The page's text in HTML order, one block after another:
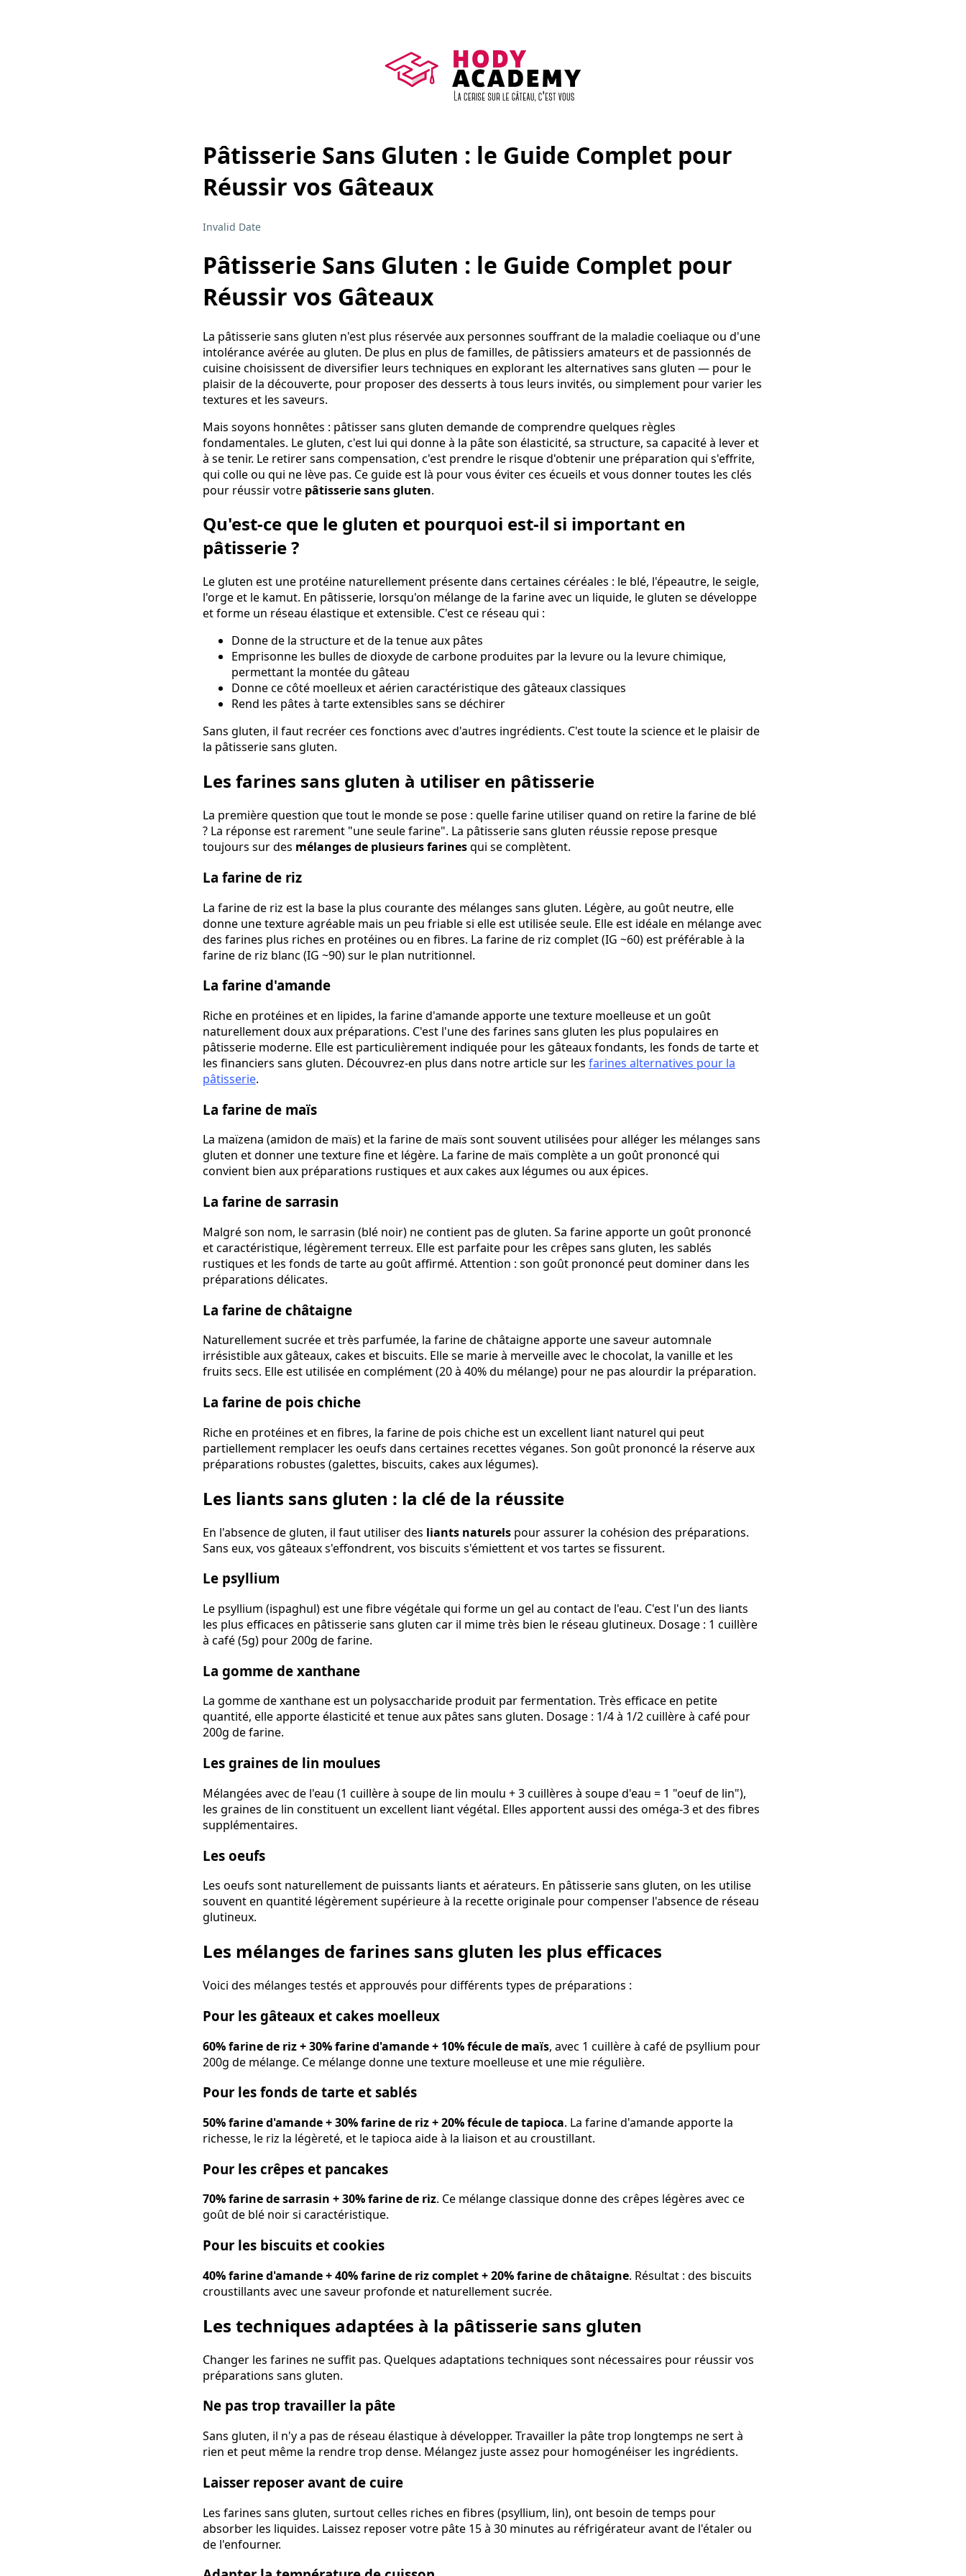
Pâtisserie Sans Gluten : le Guide Complet pour
Réussir vos Gâteaux
Invalid Date
Pâtisserie Sans Gluten : le Guide Complet pour
Réussir vos Gâteaux
La pâtisserie sans gluten n'est plus réservée aux personnes souffrant de la maladie coeliaque ou d'une
intolérance avérée au gluten. De plus en plus de familles, de pâtissiers amateurs et de passionnés de
cuisine choisissent de diversifier leurs techniques en explorant les alternatives sans gluten — pour le
plaisir de la découverte, pour proposer des desserts à tous leurs invités, ou simplement pour varier les
textures et les saveurs.
Mais soyons honnêtes : pâtisser sans gluten demande de comprendre quelques règles
fondamentales. Le gluten, c'est lui qui donne à la pâte son élasticité, sa structure, sa capacité à lever et
à se tenir. Le retirer sans compensation, c'est prendre le risque d'obtenir une préparation qui s'effrite,
qui colle ou qui ne lève pas. Ce guide est là pour vous éviter ces écueils et vous donner toutes les clés
pour réussir votre pâtisserie sans gluten.
Qu'est-ce que le gluten et pourquoi est-il si important en
pâtisserie ?
Le gluten est une protéine naturellement présente dans certaines céréales : le blé, l'épeautre, le seigle,
l'orge et le kamut. En pâtisserie, lorsqu'on mélange de la farine avec un liquide, le gluten se développe
et forme un réseau élastique et extensible. C'est ce réseau qui :
Donne de la structure et de la tenue aux pâtes
Emprisonne les bulles de dioxyde de carbone produites par la levure ou la levure chimique,
permettant la montée du gâteau
Donne ce côté moelleux et aérien caractéristique des gâteaux classiques
Rend les pâtes à tarte extensibles sans se déchirer
Sans gluten, il faut recréer ces fonctions avec d'autres ingrédients. C'est toute la science et le plaisir de
la pâtisserie sans gluten.
Les farines sans gluten à utiliser en pâtisserie
La première question que tout le monde se pose : quelle farine utiliser quand on retire la farine de blé
? La réponse est rarement "une seule farine". La pâtisserie sans gluten réussie repose presque
toujours sur des mélanges de plusieurs farinesqui se complètent.
La farine de riz
La farine de riz est la base la plus courante des mélanges sans gluten. Légère, au goût neutre, elle
donne une texture agréable mais un peu friable si elle est utilisée seule. Elle est idéale en mélange avec
des farines plus riches en protéines ou en fibres. La farine de riz complet (IG ~60) est préférable à la
farine de riz blanc (IG ~90) sur le plan nutritionnel.
La farine d'amande
Riche en protéines et en lipides, la farine d'amande apporte une texture moelleuse et un goût
naturellement doux aux préparations. C'est l'une des farines sans gluten les plus populaires en
pâtisserie moderne. Elle est particulièrement indiquée pour les gâteaux fondants, les fonds de tarte et
les financiers sans gluten. Découvrez-en plus dans notre article sur les farines alternatives pour la
pâtisserie.
La farine de maïs
La maïzena (amidon de maïs) et la farine de maïs sont souvent utilisées pour alléger les mélanges sans
gluten et donner une texture fine et légère. La farine de maïs complète a un goût prononcé qui
convient bien aux préparations rustiques et aux cakes aux légumes ou aux épices.
La farine de sarrasin
Malgré son nom, le sarrasin (blé noir) ne contient pas de gluten. Sa farine apporte un goût prononcé
et caractéristique, légèrement terreux. Elle est parfaite pour les crêpes sans gluten, les sablés
rustiques et les fonds de tarte au goût affirmé. Attention : son goût prononcé peut dominer dans les
préparations délicates.
La farine de châtaigne
Naturellement sucrée et très parfumée, la farine de châtaigne apporte une saveur automnale
irrésistible aux gâteaux, cakes et biscuits. Elle se marie à merveille avec le chocolat, la vanille et les
fruits secs. Elle est utilisée en complément (20 à 40% du mélange) pour ne pas alourdir la préparation.
La farine de pois chiche
Riche en protéines et en fibres, la farine de pois chiche est un excellent liant naturel qui peut
partiellement remplacer les oeufs dans certaines recettes véganes. Son goût prononcé la réserve aux
préparations robustes (galettes, biscuits, cakes aux légumes).
Les liants sans gluten : la clé de la réussite
En l'absence de gluten, il faut utiliser des liants naturels pour assurer la cohésion des préparations.
Sans eux, vos gâteaux s'effondrent, vos biscuits s'émiettent et vos tartes se fissurent.
Le psyllium
Le psyllium (ispaghul) est une fibre végétale qui forme un gel au contact de l'eau. C'est l'un des liants
les plus efficaces en pâtisserie sans gluten car il mime très bien le réseau glutineux. Dosage : 1 cuillère
à café (5g) pour 200g de farine.
La gomme de xanthane
La gomme de xanthane est un polysaccharide produit par fermentation. Très efficace en petite
quantité, elle apporte élasticité et tenue aux pâtes sans gluten. Dosage : 1/4 à 1/2 cuillère à café pour
200g de farine.
Les graines de lin moulues
Mélangées avec de l'eau (1 cuillère à soupe de lin moulu + 3 cuillères à soupe d'eau = 1 "oeuf de lin"),
les graines de lin constituent un excellent liant végétal. Elles apportent aussi des oméga-3 et des fibres
supplémentaires.
Les oeufs
Les oeufs sont naturellement de puissants liants et aérateurs. En pâtisserie sans gluten, on les utilise
souvent en quantité légèrement supérieure à la recette originale pour compenser l'absence de réseau
glutineux.
Les mélanges de farines sans gluten les plus efficaces
Voici des mélanges testés et approuvés pour différents types de préparations :
Pour les gâteaux et cakes moelleux
60% farine de riz + 30% farine d'amande + 10% fécule de maïs, avec 1 cuillère à café de psyllium pour
200g de mélange. Ce mélange donne une texture moelleuse et une mie régulière.
Pour les fonds de tarte et sablés
50% farine d'amande + 30% farine de riz + 20% fécule de tapioca. La farine d'amande apporte la
richesse, le riz la légèreté, et le tapioca aide à la liaison et au croustillant.
Pour les crêpes et pancakes
70% farine de sarrasin + 30% farine de riz. Ce mélange classique donne des crêpes légères avec ce
goût de blé noir si caractéristique.
Pour les biscuits et cookies
40% farine d'amande + 40% farine de riz complet + 20% farine de châtaigne. Résultat : des biscuits
croustillants avec une saveur profonde et naturellement sucrée.
Les techniques adaptées à la pâtisserie sans gluten
Changer les farines ne suffit pas. Quelques adaptations techniques sont nécessaires pour réussir vos
préparations sans gluten.
Ne pas trop travailler la pâte
Sans gluten, il n'y a pas de réseau élastique à développer. Travailler la pâte trop longtemps ne sert à
rien et peut même la rendre trop dense. Mélangez juste assez pour homogénéiser les ingrédients.
Laisser reposer avant de cuire
Les farines sans gluten, surtout celles riches en fibres (psyllium, lin), ont besoin de temps pour
absorber les liquides. Laissez reposer votre pâte 15 à 30 minutes au réfrigérateur avant de l'étaler ou
de l'enfourner.